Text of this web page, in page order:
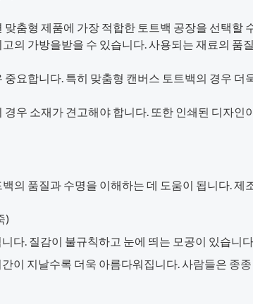
맞춤형 제품에 가장 적합한 토트백 공장을 선택
의 가방을받을 수 있습니다. 사용되는 재료의 품
중요합니다. 특히 맞춤형 캔버스 토트백의 경우
경우 소재가 견고해야 합니다. 또한 인쇄된 디자
의 품질과 수명을 이해하는 데 도움이 됩니다.
)
다. 질감이 불규칙하고 눈에 띄는 모공이 있습니
이 지날수록 더욱 아름다워집니다. 사람들은 종